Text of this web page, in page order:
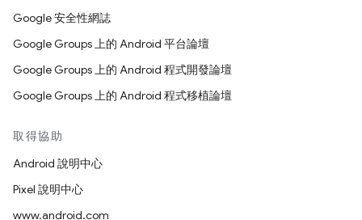
Google 安全性網誌
Google Groups 上的 Android 平台論壇
Google Groups 上的 Android 程式開發論壇
Google Groups 上的 Android 程式移植論壇
取得協助
Android 說明中心
Pixel 說明中心
www.android.com